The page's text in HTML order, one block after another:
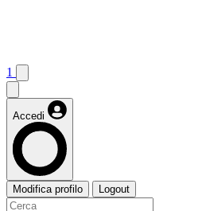
1
Accedi
Modifica profilo Logout